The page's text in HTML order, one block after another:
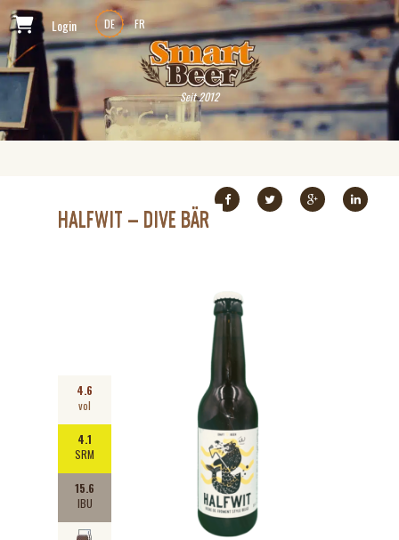
Login DE FR
Seit 2012
HALFWIT – DIVE BÄR
4.6
vol
4.1
SRM
15.6
IBU